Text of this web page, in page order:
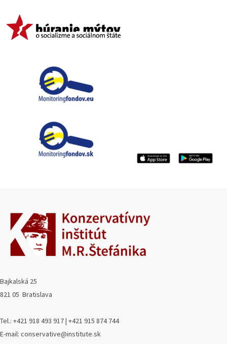
Bajkalská 25
821 05 Bratislava
Tel.: +421 918 493 917 | +421 915 874 744
E-mail: conservative@institute.sk